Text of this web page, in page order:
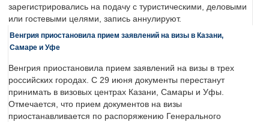
зарегистрировались на подачу с туристическими, деловыми
или гостевыми целями, запись аннулируют.
Венгрия приостановила прием заявлений на визы в Казани,
Самаре и Уфе
Венгрия приостановила прием заявлений на визы в трех
российских городах. С 29 июня документы перестанут
принимать в визовых центрах Казани, Самары и Уфы.
Отмечается, что прием документов на визы
приостанавливается по распоряжению Генерального